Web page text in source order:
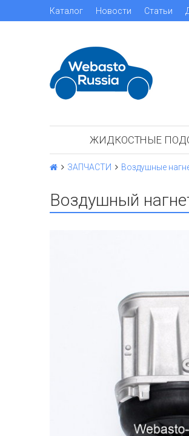
Каталог Новости Статьи
ЖИДКОСТНЫЕ
ЗАПЧАСТИ Воздушные
Воздушный